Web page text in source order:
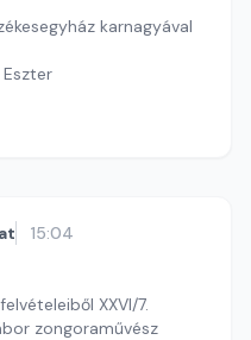
karnagyával
15:04
XXVI/7.
zongoraművész